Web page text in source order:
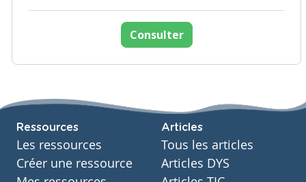
Consulter
Ressources
Les ressources
Créer une ressource
Articles
Tous les articles
Articles DYS